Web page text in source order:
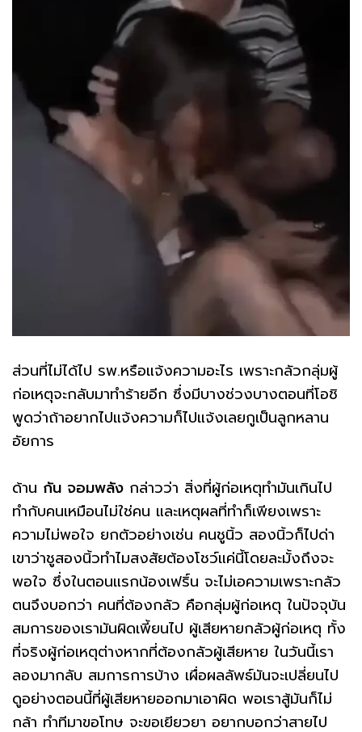
ส่วนที่ไม่ได้ไป รพ.หรือแจ้งความอะไร เพราะกลัวกลุ่มผู้
ก่อเหตุจะกลับมาทำร้ายอีก ซึ่งมีบางช่วงบางตอนที่โอชิ
พูดว่าถ้าอยากไปแจ้งความก็ไปแจ้งเลยกูเป็นลูกหลาน
อัยการ
ด้าน กัน จอมพลัง กล่าวว่า สิ่งที่ผู้ก่อเหตุทำมันเกินไป
ทำกับคนเหมือนไม่ใช่คน และเหตุผลที่ทำก็เพียงเพราะ
ความไม่พอใจ ยกตัวอย่างเช่น คนชูนิ้ว สองนิ้วก็ไปด่า
เขาว่าชูสองนิ้วทำไมสงสัยต้องโชว์แค่นี้โดยละมั้งถึงจะ
พอใจ ซึ่งในตอนแรกน้องเฟริ์น จะไม่เอความเพราะกลัว
ตนจึงบอกว่า คนที่ต้องกลัว คือกลุ่มผู้ก่อเหตุ ในปัจจุบัน
สมการของเรามันผิดเพี้ยนไป ผู้เสียหายกลัวผู้ก่อเหตุ ทั้ง
ที่จริงผู้ก่อเหตุต่างหากที่ต้องกลัวผู้เสียหาย ในวันนี้เรา
ลองมากลับ สมการการบ้าง เผื่อผลลัพธ์มันจะเปลี่ยนไป
ดูอย่างตอนนี้ที่ผู้เสียหายออกมาเอาผิด พอเราสู้มันก็ไม่
กล้า ทำทีมาขอโทษ จะขอเยียวยา อยากบอกว่าสายไป